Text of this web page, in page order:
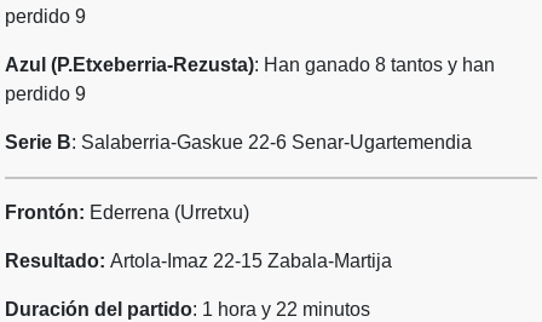
perdido 9
Azul (P.Etxeberria-Rezusta): Han ganado 8 tantos y han
perdido 9
Serie B: Salaberria-Gaskue 22-6 Senar-Ugartemendia
Frontón: Ederrena (Urretxu)
Resultado: Artola-Imaz 22-15 Zabala-Martija
Duración del partido: 1 hora y 22 minutos